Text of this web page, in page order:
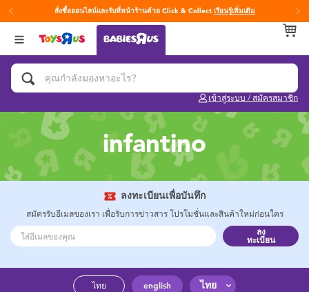
สั่งซื้อออนไลน์และรับที่หน้าร้านด้วย Click & Collect เรียนรู้เพิ่มเติม
เข้าสู่ระบบ / สมัครสมาชิก
กลับ
หมวดหมู่
แผ่นรองนอนเพลย์ยิม
ของเล่นสำหรับเด็กทารกและวัยหัดเดิน
ของขวัญและของฝากสำหรับเด็กทารก
อุปกรณ์ฝึกการอาบน้ำและการขับถ่าย
คาร์ซีทและเบาะเสริมที่นั่ง
ผ้าอ้อมและทิชชู่เปียก
กลับ
แบรนด์
Fisher-Price ฟิชเชอร์ ไพรซ์
กลับ
Age
0~2 ปี
3~4 ปี
5~7 ปี
12~14 ปี
14+ ปี
infantino
ลงทะเบียนเพื่อบันทึก
สมัครรับอีเมลของเรา เพื่อรับการข่าวสาร โปรโมชั่นและสินค้าใหม่ก่อนใคร
ลง
ทะเบียน
ไทย english ไทย